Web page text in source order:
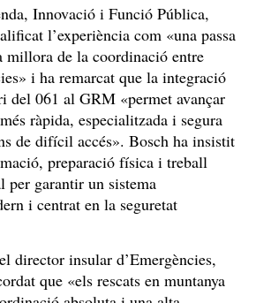
Innovació i Funció Pública,
l’experiència com «una passa
de la coordinació entre
i ha remarcat que la integració
del 061 al GRM «permet avançar
ràpida, especialitzada i segura
de difícil accés». Bosch ha insistit
preparació física i treball
per garantir un sistema
i centrat en la seguretat
director insular d’Emergències,
que «els rescats en muntanya